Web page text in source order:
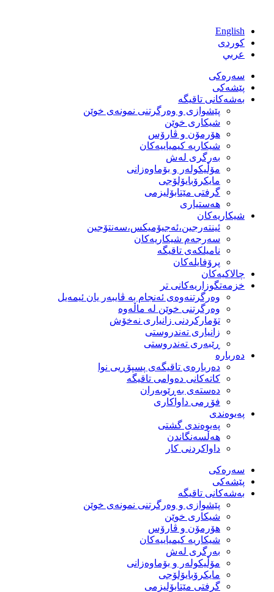
content
English
كوردی
عربي
سەرەکی
پێشەکی
بەشەكانی تاقیگە
پێشوازی و وەرگرتنی نمونەی خوێن
شیكاری خوێن
هۆرمۆن و ڤارۆس
شیكاریە كیمیاییەكان
بەرگری لەش
مۆڵیكولەر و بۆماوەزانی
مایكرۆبایۆلۆجی
گرفتی مێتابۆلیزمی
هەستیاری
شیكاریەكان
ئینتەرجین،ئەجیۆمیکس،سەنتۆجین
سەرجەم شیكاریەكان
نامیلكەی تاقیگە
پرۆفایلەكان
چالاکیەکان
خزمەتگوزاریەكانی تر
وه‌رگرتنه‌وه‌ی ئه‌نجام به‌ ڤایبه‌ر یان ئیمه‌یل
وەرگرتنی خوێن لە ماڵەوە
تۆماركردنی زانیاری نەخۆش
زانیاری تەندروستی
ڕێبەری تەندروستی
دەربارە
دەربارەی تاقیگەی پسپۆڕیی نوا
كاتەكانی دەوامی تاقیگە
دەستەی بەڕێوبەران
فۆڕمی داواكاری
پەیوەندی
پەیوەندی گشتی
هەڵسەنگاندن
داواكردنی كار
سەرەکی
پێشەکی
بەشەكانی تاقیگە
پێشوازی و وەرگرتنی نمونەی خوێن
شیكاری خوێن
هۆرمۆن و ڤارۆس
شیكاریە كیمیاییەكان
بەرگری لەش
مۆڵیكولەر و بۆماوەزانی
مایكرۆبایۆلۆجی
گرفتی مێتابۆلیزمی